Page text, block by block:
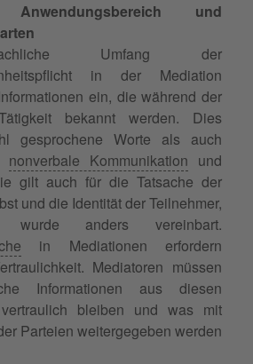
Anwendungsbereich und
Umfang der
in der Mediation
ein, die während der
bekannt werden. Dies
gesprochene Worte als auch
nonverbale Kommunikation und
gilt auch für die Tatsache der
und die Identität der Teilnehmer,
anders vereinbart.
in Mediationen erfordern
Mediatoren müssen
Informationen aus diesen
vertraulich bleiben und was mit
Parteien weitergegeben werden